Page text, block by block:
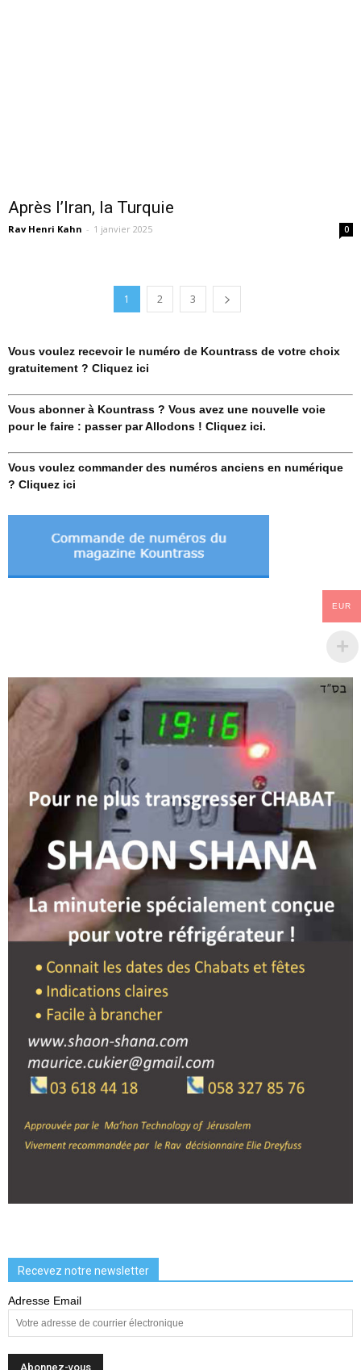
Après l’Iran, la Turquie
Rav Henri Kahn - 1 janvier 2025 0
1 2 3
Vous voulez recevoir le numéro de Kountrass de votre choix
gratuitement ? Cliquez ici
Vous abonner à Kountrass ? Vous avez une nouvelle voie
pour le faire : passer par Allodons ! Cliquez ici.
Vous voulez commander des numéros anciens en numérique
? Cliquez ici
Recevez notre newsletter
Adresse Email
EUR